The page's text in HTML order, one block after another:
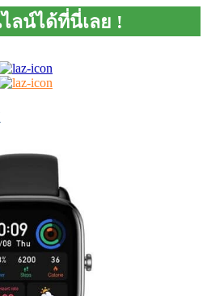
ลน์ได้ที่นี่เลย !